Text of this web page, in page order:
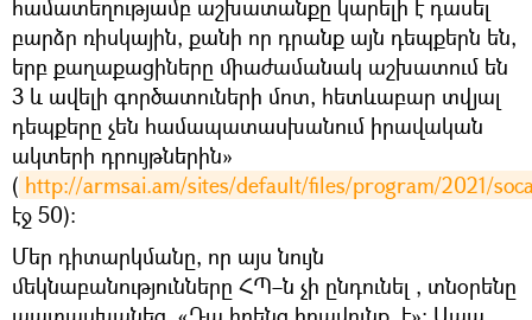
համատեղությամբ աշխատանքը կարելի է դասել
բարձր ռիսկային, քանի որ դրանք այն դեպքերն են,
երբ քաղաքացիները միաժամանակ աշխատում են
3 և ավելի գործատուների մոտ, հետևաբար տվյալ
դեպքերը չեն համապատասխանում իրավական
ակտերի դրույթներին»
( http://armsai.am/sites/default/files/program/2021/
էջ 50)։
Մեր դիտարկմանը, որ այս նույն
մեկնաբանությունները ՀՊ–ն չի ընդունել , տնօրենը